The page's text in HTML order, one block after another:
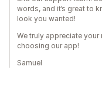
words, and it’s great to
look you wanted!
We truly appreciate
choosing our app!
Samuel